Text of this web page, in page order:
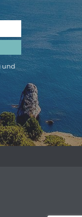
und